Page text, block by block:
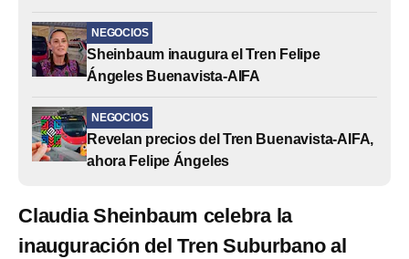
NEGOCIOS
Sheinbaum inaugura el Tren Felipe
Ángeles Buenavista-AIFA
NEGOCIOS
Revelan precios del Tren Buenavista-AIFA,
ahora Felipe Ángeles
Claudia Sheinbaum celebra la
inauguración del Tren Suburbano al